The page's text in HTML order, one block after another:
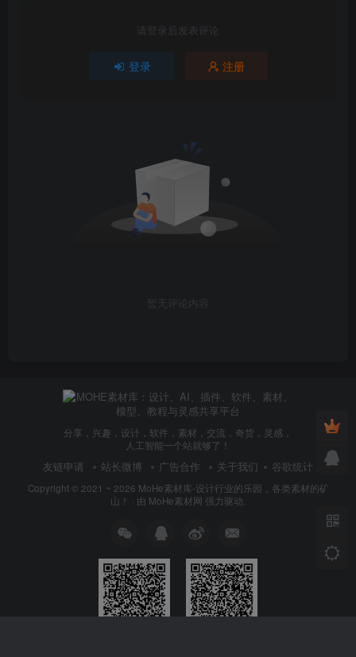
请登录后发表评论
登录 注册
暂无评论内容
分享，兴趣，设计，软件，素材，交流，奇货，灵感，
人工智能一个站就够了！
友链申请 站长微博 广告合作 关于我们 谷歌统计
Copyright © 2021 ~ 2026 MoHe素材库-设计行业的乐园，各类素材的矿
山！ · 由 MoHe素材网 强力驱动.